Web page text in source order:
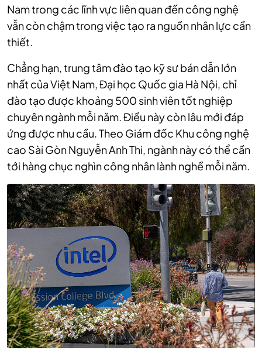
Nam trong các lĩnh vực liên quan đến công nghệ
vẫn còn chậm trong việc tạo ra nguồn nhân lực cần
thiết.
Chẳng hạn, trung tâm đào tạo kỹ sư bán dẫn lớn
nhất của Việt Nam, Đại học Quốc gia Hà Nội, chỉ
đào tạo được khoảng 500 sinh viên tốt nghiệp
chuyên ngành mỗi năm. Điều này còn lâu mới đáp
ứng được nhu cầu. Theo Giám đốc Khu công nghệ
cao Sài Gòn Nguyễn Anh Thi, ngành này có thể cần
tới hàng chục nghìn công nhân lành nghề mỗi năm.